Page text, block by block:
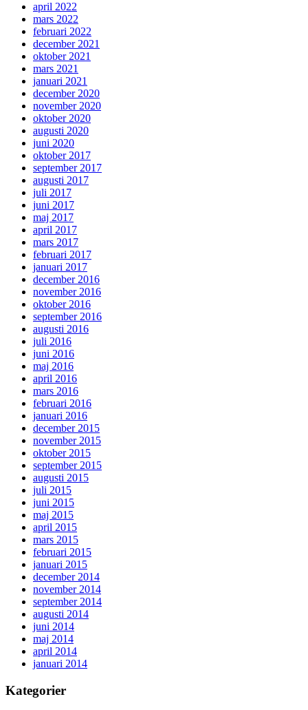
april 2022
mars 2022
februari 2022
december 2021
oktober 2021
mars 2021
januari 2021
december 2020
november 2020
oktober 2020
augusti 2020
juni 2020
oktober 2017
september 2017
augusti 2017
juli 2017
juni 2017
maj 2017
april 2017
mars 2017
februari 2017
januari 2017
december 2016
november 2016
oktober 2016
september 2016
augusti 2016
juli 2016
juni 2016
maj 2016
april 2016
mars 2016
februari 2016
januari 2016
december 2015
november 2015
oktober 2015
september 2015
augusti 2015
juli 2015
juni 2015
maj 2015
april 2015
mars 2015
februari 2015
januari 2015
december 2014
november 2014
september 2014
augusti 2014
juni 2014
maj 2014
april 2014
januari 2014
Kategorier